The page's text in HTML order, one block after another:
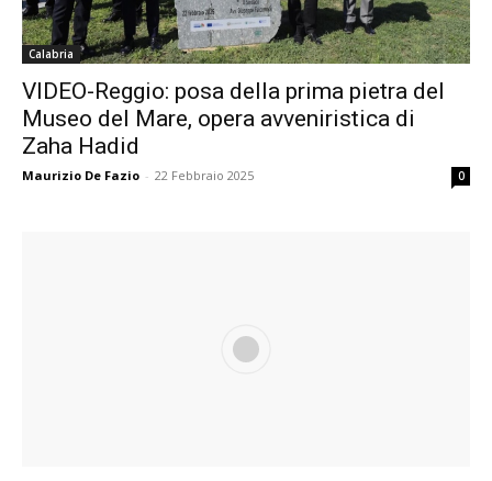
Calabria
VIDEO-Reggio: posa della prima pietra del
Museo del Mare, opera avveniristica di
Zaha Hadid
Maurizio De Fazio - 22 Febbraio 2025 0